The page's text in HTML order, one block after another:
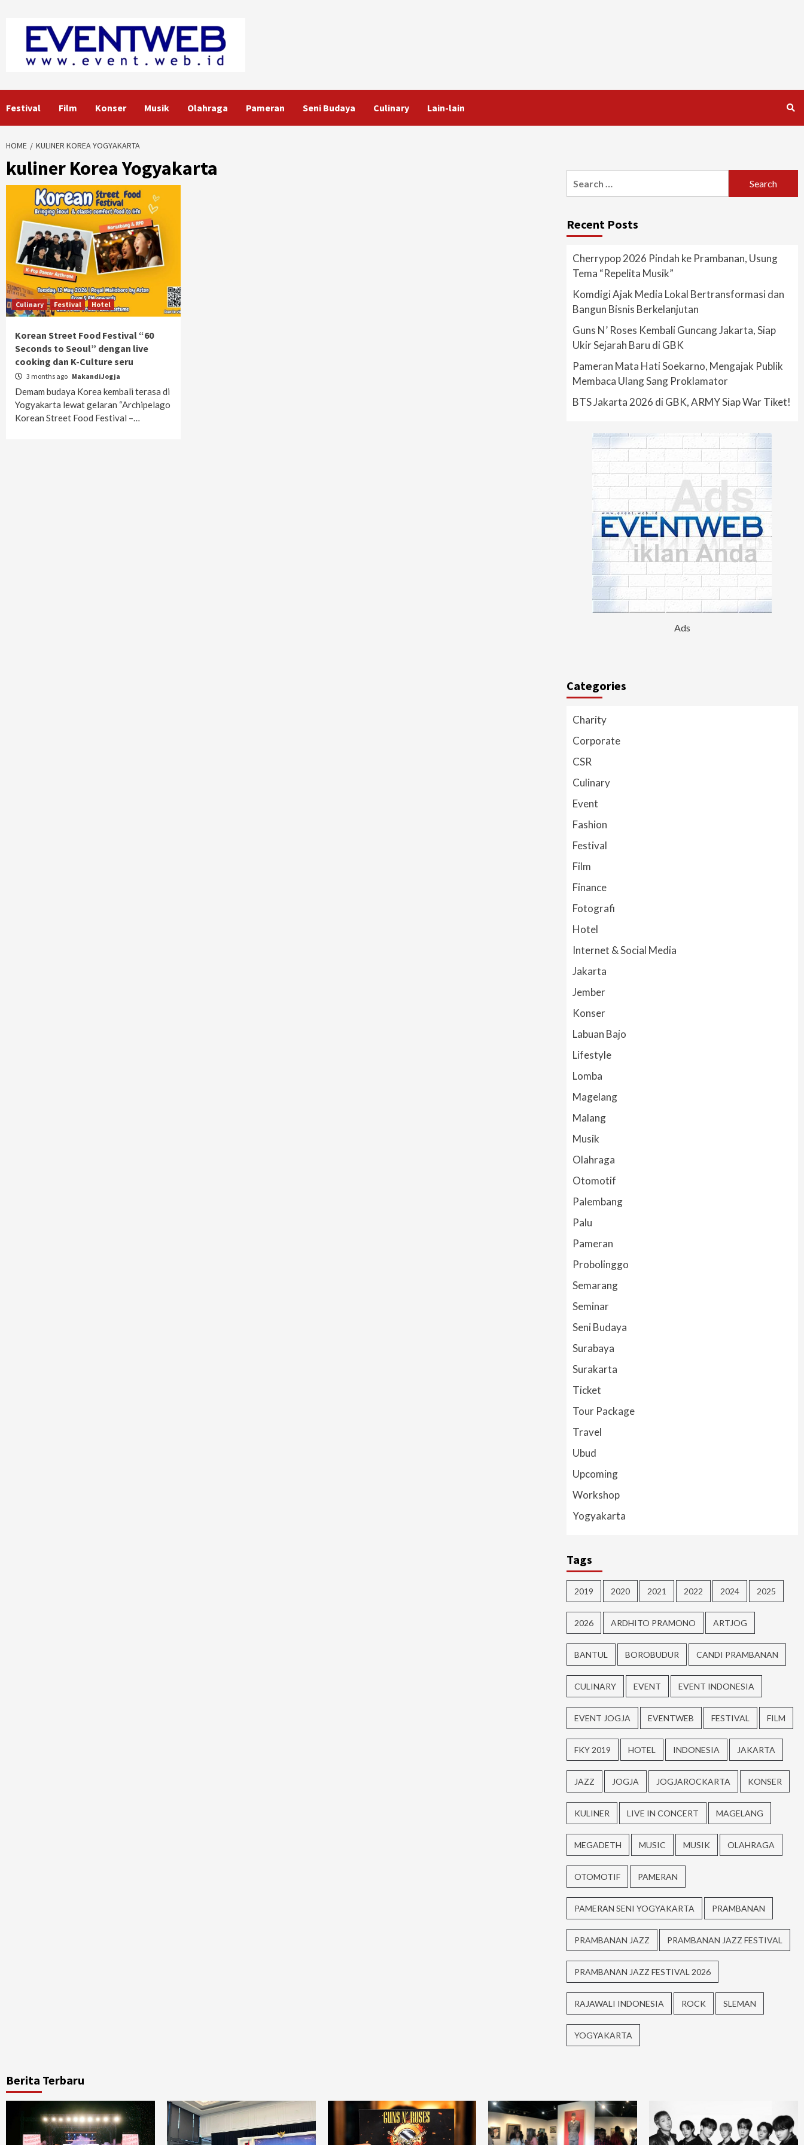
content
Festival Film Konser Musik Olahraga Pameran Seni Budaya Culinary Lain-lain
HOME KULINER KOREA YOGYAKARTA
kuliner Korea Yogyakarta
Culinary Festival Hotel
Korean Street Food Festival “60
Seconds to Seoul” dengan live
cooking dan K-Culture seru
3 months ago MakandiJogja
Demam budaya Korea kembali terasa di
Yogyakarta lewat gelaran “Archipelago
Korean Street Food Festival –…
for:
Recent Posts
Cherrypop 2026 Pindah ke Prambanan, Usung
Tema “Repelita Musik”
Komdigi Ajak Media Lokal Bertransformasi dan
Bangun Bisnis Berkelanjutan
Guns N’ Roses Kembali Guncang Jakarta, Siap
Ukir Sejarah Baru di GBK
Pameran Mata Hati Soekarno, Mengajak Publik
Membaca Ulang Sang Proklamator
BTS Jakarta 2026 di GBK, ARMY Siap War Tiket!
Ads
Categories
Charity
Corporate
CSR
Culinary
Event
Fashion
Festival
Film
Finance
Fotografi
Hotel
Internet & Social Media
Jakarta
Jember
Konser
Labuan Bajo
Lifestyle
Lomba
Magelang
Malang
Musik
Olahraga
Otomotif
Palembang
Palu
Pameran
Probolinggo
Semarang
Seminar
Seni Budaya
Surabaya
Surakarta
Ticket
Tour Package
Travel
Ubud
Upcoming
Workshop
Yogyakarta
Tags
2019 2020 2021 2022 2024 2025
2026 ARDHITO PRAMONO ARTJOG
BANTUL BOROBUDUR CANDI PRAMBANAN
CULINARY EVENT EVENT INDONESIA
EVENT JOGJA EVENTWEB FESTIVAL FILM
FKY 2019 HOTEL INDONESIA JAKARTA
JAZZ JOGJA JOGJAROCKARTA KONSER
KULINER LIVE IN CONCERT MAGELANG
MEGADETH MUSIC MUSIK OLAHRAGA
OTOMOTIF PAMERAN
PAMERAN SENI YOGYAKARTA PRAMBANAN
PRAMBANAN JAZZ PRAMBANAN JAZZ FESTIVAL
PRAMBANAN JAZZ FESTIVAL 2026
RAJAWALI INDONESIA ROCK SLEMAN
YOGYAKARTA
Berita Terbaru